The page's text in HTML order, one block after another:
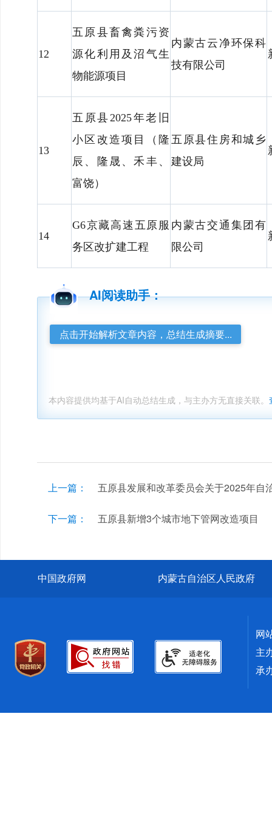
12
五原县畜禽粪污资
源化利用及沼气生
物能源项目
内蒙古云净环保科
技有限公司
13
五原县2025年老旧
小区改造项目（隆
辰、隆晟、禾丰、
富饶）
五原县住房和城乡
建设局
14
G6京藏高速五原服
务区改扩建工程
内蒙古交通集团有
限公司
AI阅读助手：
点击开始解析文章内容，总结生成摘要...
本内容提供均基于AI自动总结生成，与主办方无直接关联。
上一篇：
五原县发展和改革委员会关于2025年自
公告
下一篇： 五原县新增3个城市地下管网改造项目
中国政府网 内蒙古自治区人民政府
网
主
承